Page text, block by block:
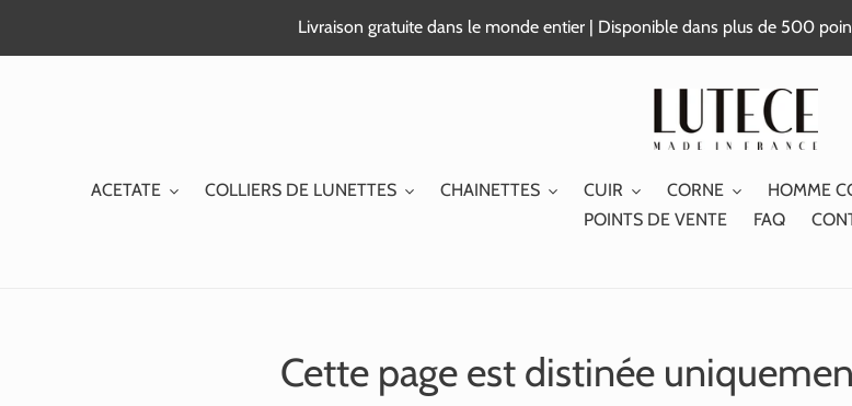
Livraison gratuite dans le monde entier | Disponible dans plus de 500
ACETATE COLLIERS DE LUNETTES CHAINETTES CUIR CORNE HOMME
POINTS DE VENTE
FAQ
Cette page est distinée